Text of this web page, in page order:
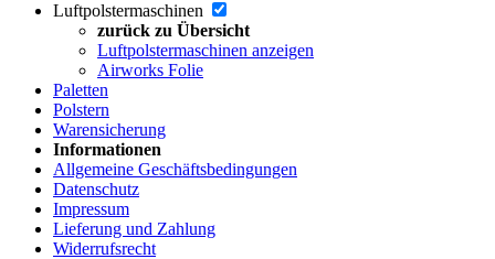
Luftpolstermaschinen
zurück zu Übersicht
Luftpolstermaschinen anzeigen
Airworks Folie
Paletten
Polstern
Warensicherung
Informationen
Allgemeine Geschäftsbedingungen
Datenschutz
Impressum
Lieferung und Zahlung
Widerrufsrecht